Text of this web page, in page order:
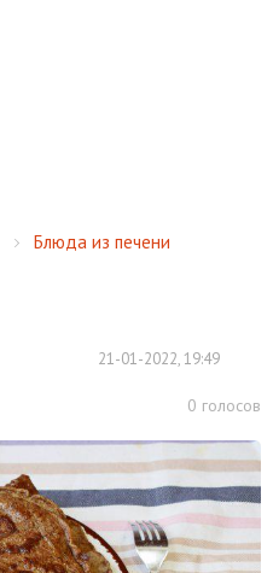
Блюда из печени
21-01-2022, 19:49
0 голосов